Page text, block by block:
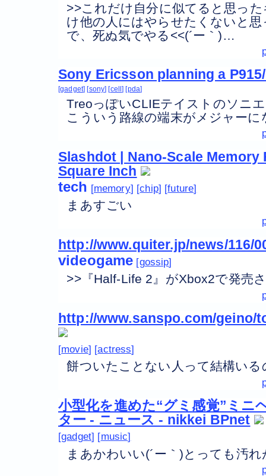
>>これだけ自分に似てると思っ
け他の人にはやらせたくないと
で、死ぬ気でやる<<(´ー｀)…
Sony Ericsson planning a
gadget sony cell pda
TreoっぽいCLIEテイストのソニ
こういう路線の端末がメジャー
Slashdot | Nano-Scale Memory
Square Inch
tech memory chip future
まあすごい
http://www.quiter.jp/news/116/
videogame gossip
>>『Half-Life 2』がXbox2で発売
http://www.sanspo.com/geino/
movie actress
餅ついたことない人って結構いる
小型化を進めた“グミ感覚”ミニ
ター - ニュース - nikkei BPnet
gadget music
まあかわいい(´ー｀)とっても汚